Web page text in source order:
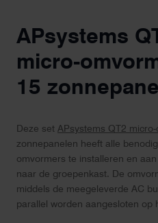
APsystems
micro-
15
Deze set APsystems QT2
zonnepanelen heeft alle
omvormers te installeren en
naar de groepenkast. De
middels de meegeleverde AC
parallel worden aangesloten op